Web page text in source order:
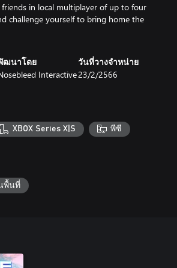
in local multiplayer of up to four
challenge yourself to bring home the
ฒนาโดย
Interactive
วันที่วางจำหน่าย
23/2/2566
XBOX Series X|S พีซี
พื้นที่